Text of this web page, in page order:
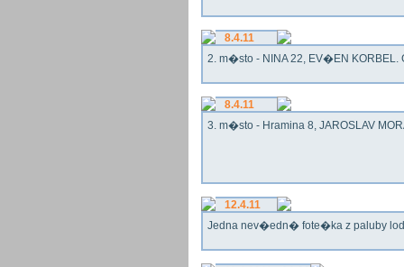
8.4.11
2. m�sto - NINA 22, EV�EN KORBEL.
8.4.11
3. m�sto - Hramina 8, JAROSLAV
12.4.11
Jedna nev�edn� fote�ka z paluby